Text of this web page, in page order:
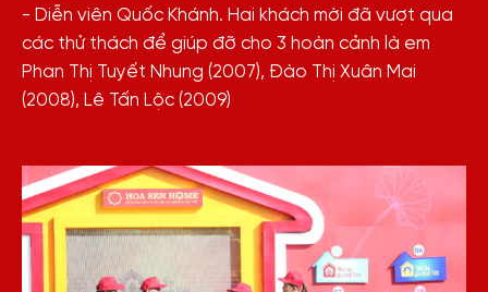
- Diễn viên Quốc Khánh. Hai khách mời đã vượt qua
các thử thách để giúp đỡ cho 3 hoàn cảnh là em
Phan Thị Tuyết Nhung (2007), Đào Thị Xuân Mai
(2008), Lê Tấn Lộc (2009)